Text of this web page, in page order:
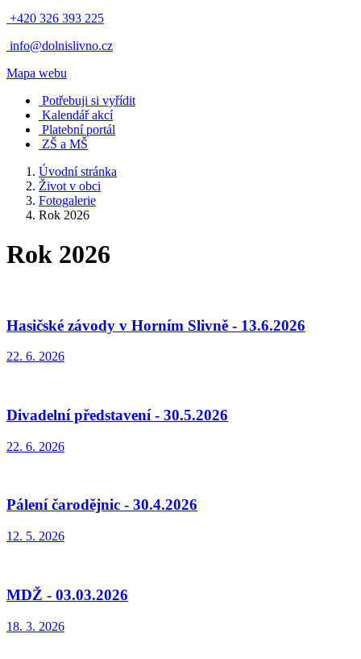
+420 326 393 225
info@dolnislivno.cz
Mapa webu
Potřebuji si vyřídit
Kalendář akcí
Platební portál
ZŠ a MŠ
Úvodní stránka
Život v obci
Fotogalerie
Rok 2026
Rok 2026
Hasičské závody v Horním Slivně - 13.6.2026
22. 6. 2026
Divadelní představení - 30.5.2026
22. 6. 2026
Pálení čarodějnic - 30.4.2026
12. 5. 2026
MDŽ - 03.03.2026
18. 3. 2026